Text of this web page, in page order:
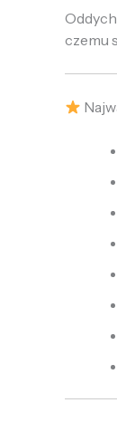
czemu